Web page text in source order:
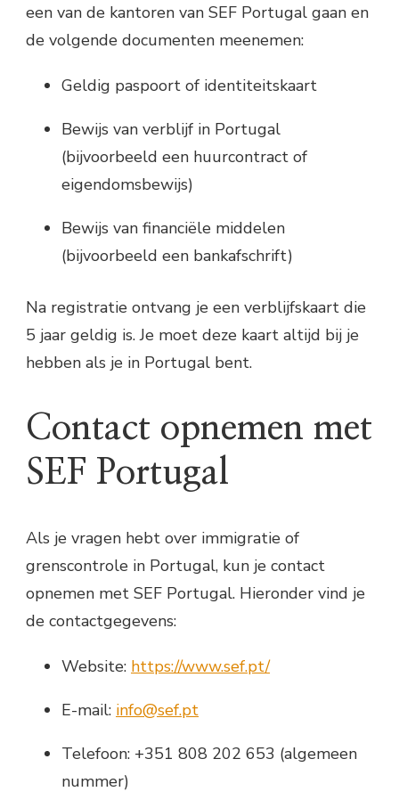
een van de kantoren van SEF Portugal gaan en
de volgende documenten meenemen:
Geldig paspoort of identiteitskaart
Bewijs van verblijf in Portugal
(bijvoorbeeld een huurcontract of
eigendomsbewijs)
Bewijs van financiële middelen
(bijvoorbeeld een bankafschrift)
Na registratie ontvang je een verblijfskaart die
5 jaar geldig is. Je moet deze kaart altijd bij je
hebben als je in Portugal bent.
Contact opnemen met
SEF Portugal
Als je vragen hebt over immigratie of
grenscontrole in Portugal, kun je contact
opnemen met SEF Portugal. Hieronder vind je
de contactgegevens:
Website: https://www.sef.pt/
E-mail: info@sef.pt
Telefoon: +351 808 202 653 (algemeen
nummer)